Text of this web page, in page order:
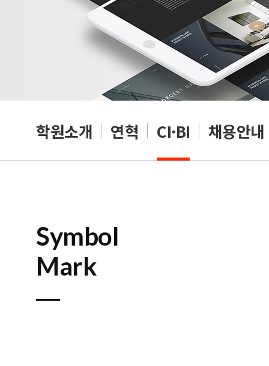
학원소개 연혁 CI·BI 채용안내
Symbol
Mark